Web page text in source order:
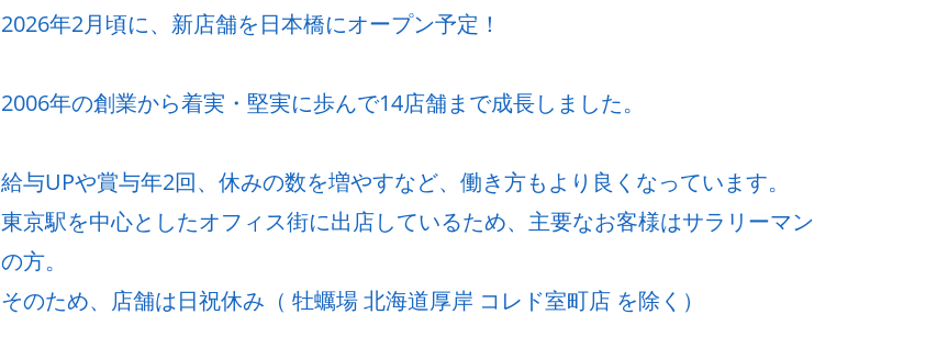
2026年2月頃に、新店舗を日本橋にオープン予定！
2006年の創業から着実・堅実に歩んで14店舗まで成長しました。
給与UPや賞与年2回、休みの数を増やすなど、働き方もより良くなっています。
東京駅を中心としたオフィス街に出店しているため、主要なお客様はサラリーマン
の方。
そのため、店舗は日祝休み（ 牡蠣場 北海道厚岸 コレド室町店 を除く）